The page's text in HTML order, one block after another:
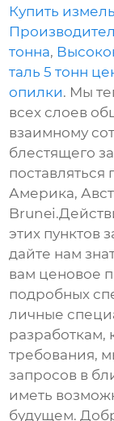
Купить
тонна,
таль 5 тонн
опилки. Мы
всех слоев
взаимному
блестящего
поставляться
Америка,
этих пунктов
дайте нам
вам ценовое
подробных
личные
разработкам,
требования,
запросов в
иметь
будущем.